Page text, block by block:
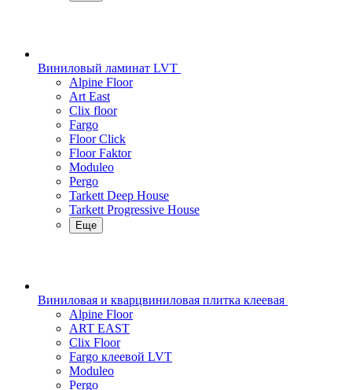
Виниловый ламинат LVT
Alpine Floor
Art East
Clix floor
Fargo
Floor Click
Floor Faktor
Moduleo
Pergo
Tarkett Deep House
Tarkett Progressive House
Еще
Виниловая и кварцвиниловая плитка клеевая
Alpine Floor
ART EAST
Clix Floor
Fargo клеевой LVT
Moduleo
Pergo